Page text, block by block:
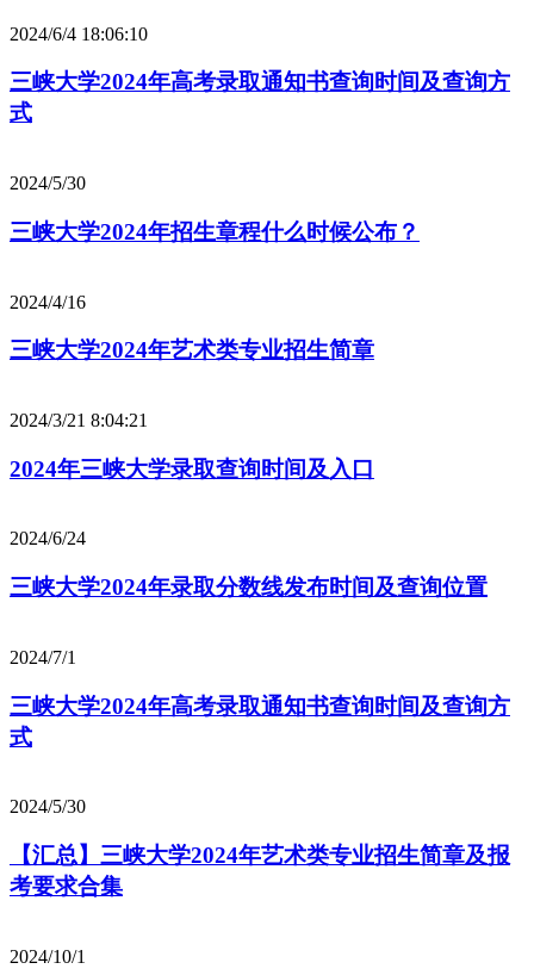
2024/6/4 18:06:10
三峡大学2024年高考录取通知书查询时间及查询方
式
2024/5/30
三峡大学2024年招生章程什么时候公布？
2024/4/16
三峡大学2024年艺术类专业招生简章
2024/3/21 8:04:21
2024年三峡大学录取查询时间及入口
2024/6/24
三峡大学2024年录取分数线发布时间及查询位置
2024/7/1
三峡大学2024年高考录取通知书查询时间及查询方
式
2024/5/30
【汇总】三峡大学2024年艺术类专业招生简章及报
考要求合集
2024/10/1